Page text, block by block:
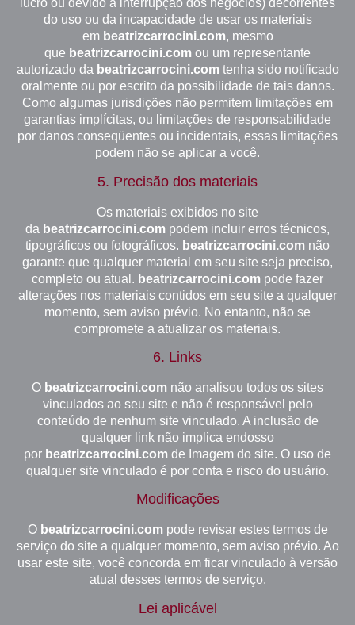
lucro ou devido a interrupção dos negócios) decorrentes
do uso ou da incapacidade de usar os materiais
em beatrizcarrocini.com, mesmo
que beatrizcarrocini.com ou um representante
autorizado da beatrizcarrocini.comtenha sido notificado
oralmente ou por escrito da possibilidade de tais danos.
Como algumas jurisdições não permitem limitações em
garantias implícitas, ou limitações de responsabilidade
por danos conseqüentes ou incidentais, essas limitações
podem não se aplicar a você.
5. Precisão dos materiais
Os materiais exibidos no site
da beatrizcarrocini.com podem incluir erros técnicos,
tipográficos ou fotográficos. beatrizcarrocini.com não
garante que qualquer material em seu site seja preciso,
completo ou atual. beatrizcarrocini.com pode fazer
alterações nos materiais contidos em seu site a qualquer
momento, sem aviso prévio. No entanto, não se
compromete a atualizar os materiais.
6. Links
O beatrizcarrocini.com não analisou todos os sites
vinculados ao seu site e não é responsável pelo
conteúdo de nenhum site vinculado. A inclusão de
qualquer link não implica endosso
por beatrizcarrocini.com de Imagem do site. O uso de
qualquer site vinculado é por conta e risco do usuário.
Modificações
O beatrizcarrocini.compode revisar estes termos de
serviço do site a qualquer momento, sem aviso prévio. Ao
usar este site, você concorda em ficar vinculado à versão
atual desses termos de serviço.
Lei aplicável